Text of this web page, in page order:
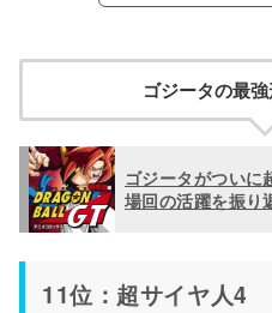
ゴジータの最
ゴジータがついに
場回の活躍を振り
11位：超サイヤ人4